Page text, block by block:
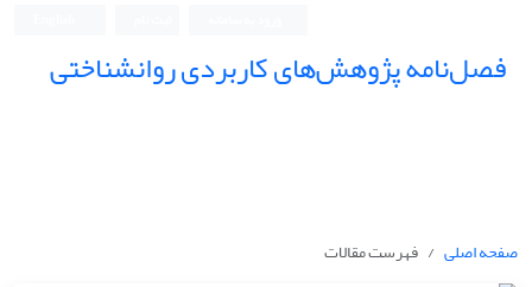
فصل‌نامه پژوهش‌های کاربردی روانشناختی
صفحه اصلی فهرست مقالات